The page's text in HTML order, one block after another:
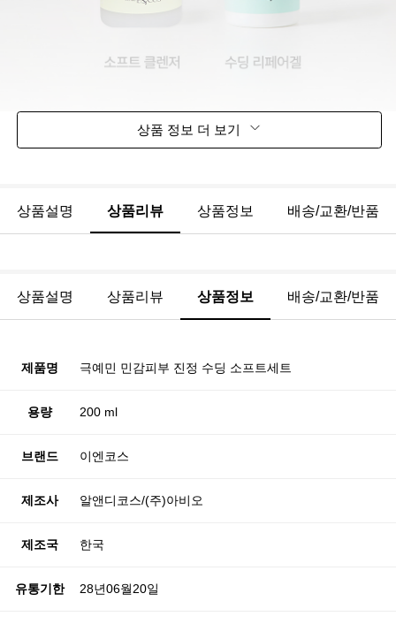
상품 정보 더 보기
상품설명 상품리뷰 상품정보 배송/교환/반품
상품설명 상품리뷰 상품정보 배송/교환/반품
제품명 극예민 민감피부 진정 수딩 소프트세트
용량 200 ml
브랜드 이엔코스
제조사 알앤디코스/(주)아비오
제조국 한국
유통기한 28년06월20일